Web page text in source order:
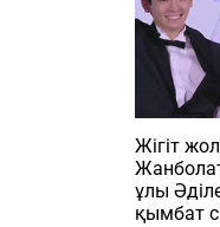
Жігіт
ұлы
қымбат